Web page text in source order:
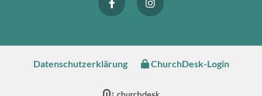
Datenschutzerklärung ChurchDesk-Login